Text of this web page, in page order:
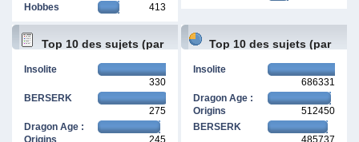
Hobbes
413
Top 10 des sujets (par
Insolite
330
BERSERK
275
Dragon Age :
Origins
245
Top 10 des sujets (par
Insolite
686331
Dragon Age :
Origins
512450
BERSERK
485737